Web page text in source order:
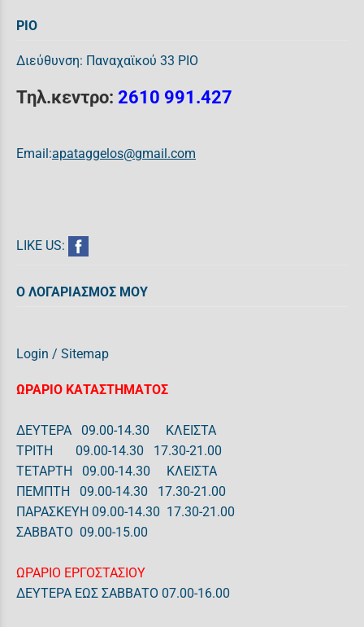
ΡΙΟ
Διεύθυνση: Παναχαϊκού 33 ΡΙΟ
Τηλ.κεντρο: 2610 991.427
Email:apataggelos@gmail.com
LIKE US:
Ο ΛΟΓΑΡΙΑΣΜΟΣ ΜΟΥ
Login / Sitemap
ΩΡΑΡΙΟ ΚΑΤΑΣΤΗΜΑΤΟΣ
ΔΕΥΤΕΡΑ 09.00-14.30 ΚΛΕΙΣΤΑ
ΤΡΙΤΗ 09.00-14.30 17.30-21.00
ΤΕΤΑΡΤΗ 09.00-14.30 ΚΛΕΙΣΤΑ
ΠΕΜΠΤΗ 09.00-14.30 17.30-21.00
ΠΑΡΑΣΚΕΥΗ 09.00-14.30 17.30-21.00
ΣΑΒΒΑΤΟ 09.00-15.00
ΩΡΑΡΙΟ ΕΡΓΟΣΤΑΣΙΟΥ
ΔΕΥΤΕΡΑ ΕΩΣ ΣΑΒΒΑΤΟ 07.00-16.00